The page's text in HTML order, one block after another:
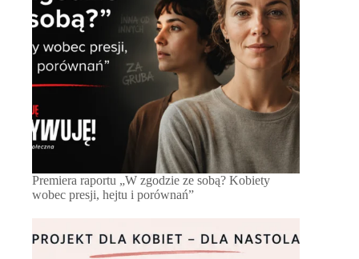
Premiera raportu „W zgodzie ze sobą? Kobiety
wobec presji, hejtu i porównań”